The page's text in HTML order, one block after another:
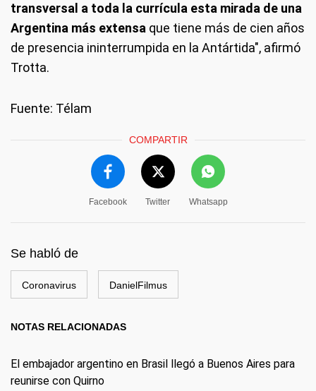
transversal a toda la currícula esta mirada de una
Argentina más extensa que tiene más de cien años
de presencia ininterrumpida en la Antártida", afirmó
Trotta.
Fuente: Télam
COMPARTIR
Facebook Twitter Whatsapp
Se habló de
Coronavirus DanielFilmus
NOTAS RELACIONADAS
El embajador argentino en Brasil llegó a Buenos Aires para
reunirse con Quirno